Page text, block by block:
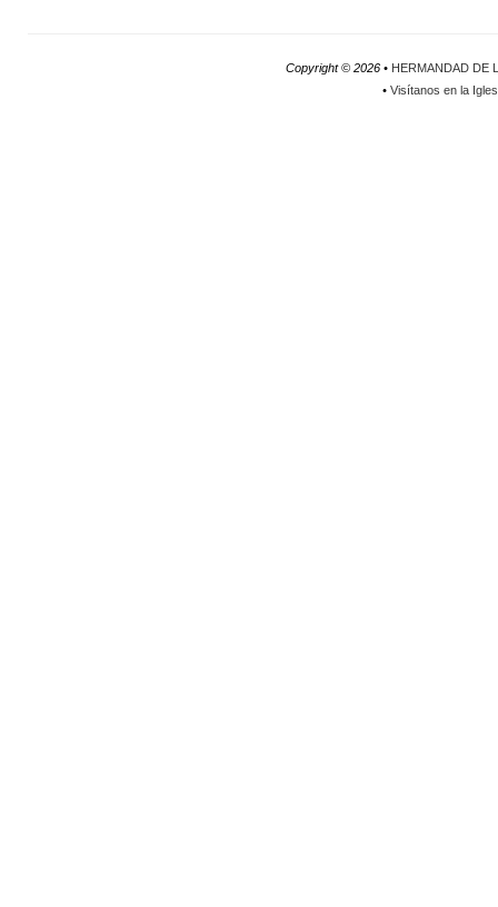
Copyright ©2026 • HERMANDAD DE
•Visítanos en la